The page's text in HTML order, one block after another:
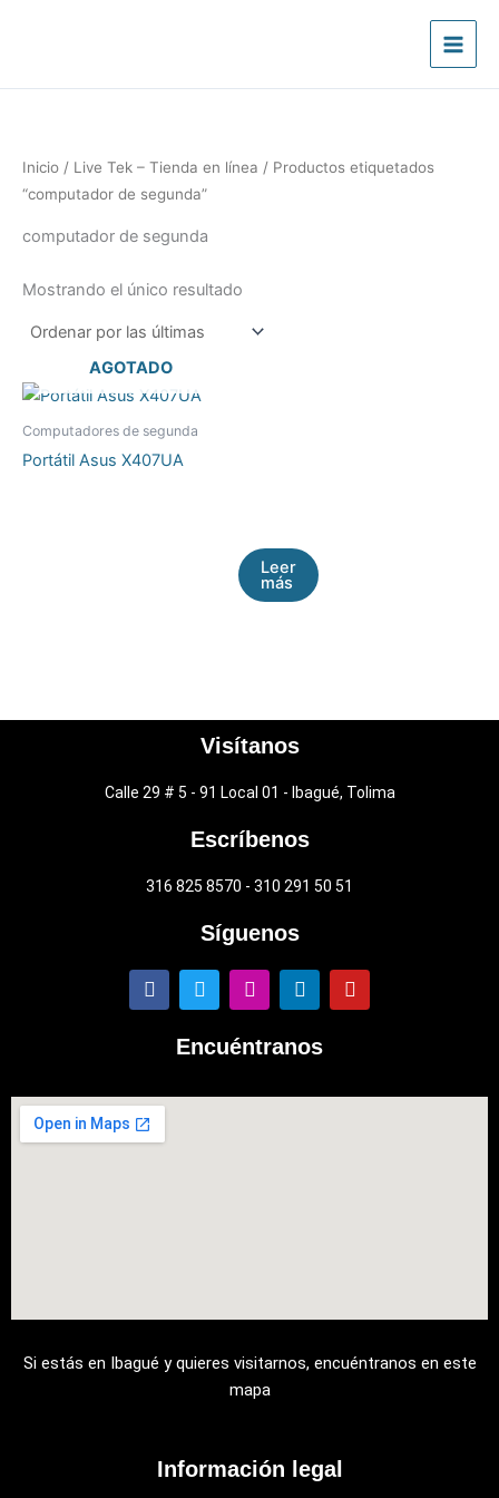
Inicio / Live Tek – Tienda en línea / Productos etiquetados
“computador de segunda”
computador de segunda
Mostrando el único resultado
AGOTADO
Computadores de segunda
Portátil Asus X407UA
Leer
más
Visítanos
Calle 29 # 5 - 91 Local 01 - Ibagué, Tolima
Escríbenos
316 825 8570 - 310 291 50 51
Síguenos
F
a
c
o
k
T
w
i
t
t
r
I
n
s
t
a
r
L
i
n
k
e
i
Y
o
u
e
Encuéntranos
Si estás en Ibagué y quieres visitarnos, encuéntranos en este
mapa
Información legal